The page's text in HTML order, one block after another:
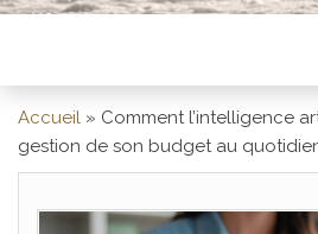
Accueil » Comment l’intelligence
gestion de son budget au